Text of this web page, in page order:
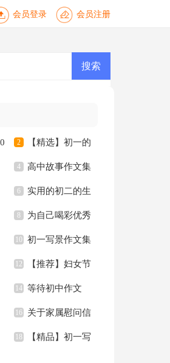
会员登录 会员注册
2 【精选】初一的
作文集合六篇
4 高中故事作文集
锦八篇
6 实用的初二的生
活作文集锦十篇
8 为自己喝彩优秀
作文
10 初一写景作文集
合九篇
12 【推荐】妇女节
慰问信三篇
14 等待初中作文
【精】
16 关于家属慰问信
模板8篇
18 【精品】初一写